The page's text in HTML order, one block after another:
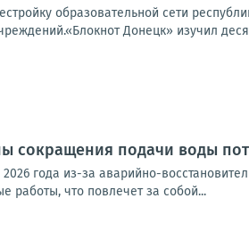
образовательной сети
Донецк» изучил
сокращения подачи воды
года из-за аварийно-
работы, что повлечет за собой...